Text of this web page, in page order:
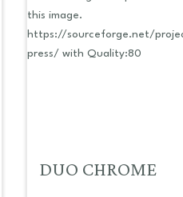
DUO CHROME